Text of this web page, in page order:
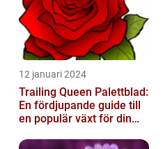
12 januari 2024
Trailing Queen Palettblad:
En fördjupande guide till
en populär växt för din